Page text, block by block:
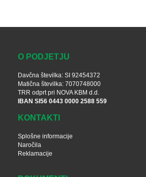
O PODJETJU
Davčna številka: SI 92454372
Matična številka: 7070748000
TRR odprt pri NOVA KBM d.d.
IBAN SI56 0443 0000 2588 559
KONTAKTI
Splošne informacije
Naročila
Reklamacije